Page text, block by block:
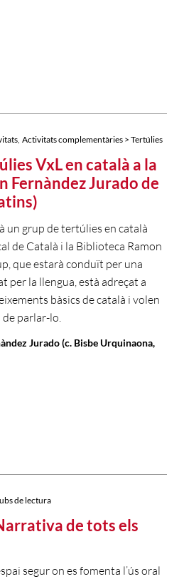
Activitats complementàries > Tertúlies
VxL en català a la
Fernàndez Jurado de
un grup de tertúlies en català
de Català i la Biblioteca Ramon
que estarà conduït per una
per la llengua, està adreçat a
bàsics de català i volen
parlar-lo.
Jurado (c. Bisbe Urquinaona,
de lectura
de tots els
segur on es fomenta l’ús oral